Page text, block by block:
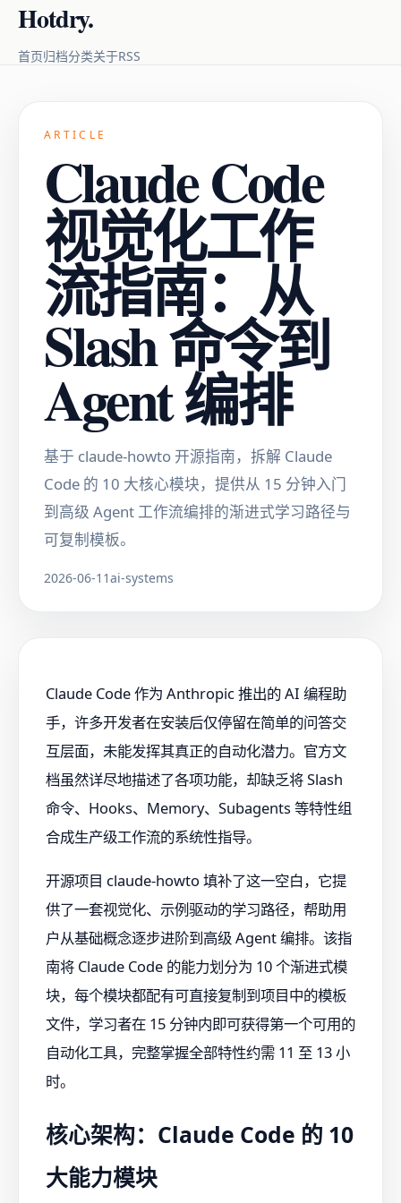
Hotdry.
首页归档分类关于RSS
ARTICLE
Claude Code
视觉化工作
流指南：从
Slash 命令到
Agent 编排
基于 claude-howto 开源指南，拆解 Claude
Code 的 10 大核心模块，提供从 15 分钟入门
到高级 Agent 工作流编排的渐进式学习路径与
可复制模板。
2026-06-11ai-systems
Claude Code 作为 Anthropic 推出的 AI 编程助
手，许多开发者在安装后仅停留在简单的问答交
互层面，未能发挥其真正的自动化潜力。官方文
档虽然详尽地描述了各项功能，却缺乏将 Slash
命令、Hooks、Memory、Subagents 等特性组
合成生产级工作流的系统性指导。
开源项目 claude-howto 填补了这一空白，它提
供了一套视觉化、示例驱动的学习路径，帮助用
户从基础概念逐步进阶到高级 Agent 编排。该指
南将 Claude Code 的能力划分为 10 个渐进式模
块，每个模块都配有可直接复制到项目中的模板
文件，学习者在 15 分钟内即可获得第一个可用的
自动化工具，完整掌握全部特性约需 11 至 13 小
时。
核心架构：Claude Code 的 10
大能力模块